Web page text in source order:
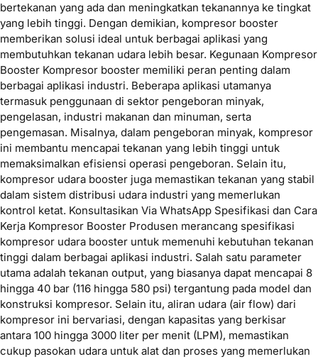
bertekanan yang ada dan meningkatkan tekanannya ke tingkat
yang lebih tinggi. Dengan demikian, kompresor booster
memberikan solusi ideal untuk berbagai aplikasi yang
membutuhkan tekanan udara lebih besar. Kegunaan Kompresor
Booster Kompresor booster memiliki peran penting dalam
berbagai aplikasi industri. Beberapa aplikasi utamanya
termasuk penggunaan di sektor pengeboran minyak,
pengelasan, industri makanan dan minuman, serta
pengemasan. Misalnya, dalam pengeboran minyak, kompresor
ini membantu mencapai tekanan yang lebih tinggi untuk
memaksimalkan efisiensi operasi pengeboran. Selain itu,
kompresor udara booster juga memastikan tekanan yang stabil
dalam sistem distribusi udara industri yang memerlukan
kontrol ketat. Konsultasikan Via WhatsApp Spesifikasi dan Cara
Kerja Kompresor Booster Produsen merancang spesifikasi
kompresor udara booster untuk memenuhi kebutuhan tekanan
tinggi dalam berbagai aplikasi industri. Salah satu parameter
utama adalah tekanan output, yang biasanya dapat mencapai 8
hingga 40 bar (116 hingga 580 psi) tergantung pada model dan
konstruksi kompresor. Selain itu, aliran udara (air flow) dari
kompresor ini bervariasi, dengan kapasitas yang berkisar
antara 100 hingga 3000 liter per menit (LPM), memastikan
cukup pasokan udara untuk alat dan proses yang memerlukan